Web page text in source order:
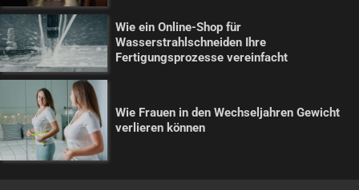
Wie ein Online-Shop für
Wasserstrahlschneiden Ihre
Fertigungsprozesse vereinfacht
Wie Frauen in den Wechseljahren Gewicht
verlieren können